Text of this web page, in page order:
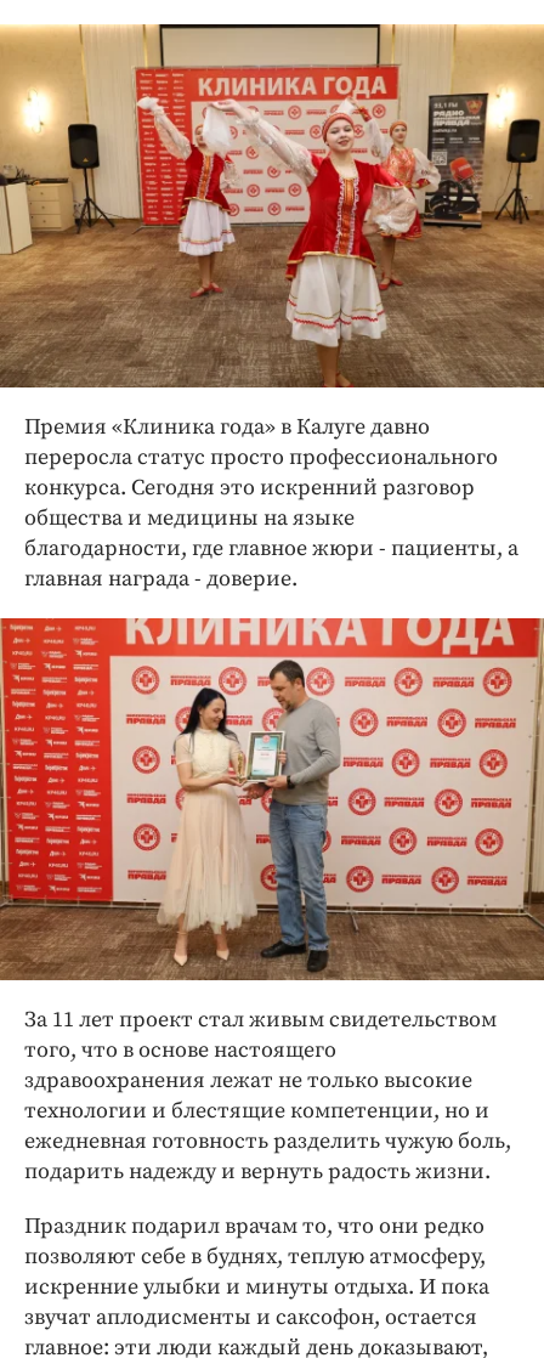
Премия «Клиника года» в Калуге давно
переросла статус просто профессионального
конкурса. Сегодня это искренний разговор
общества и медицины на языке
благодарности, где главное жюри - пациенты, а
главная награда - доверие.
За 11 лет проект стал живым свидетельством
того, что в основе настоящего
здравоохранения лежат не только высокие
технологии и блестящие компетенции, но и
ежедневная готовность разделить чужую боль,
подарить надежду и вернуть радость жизни.
Праздник подарил врачам то, что они редко
позволяют себе в буднях, теплую атмосферу,
искренние улыбки и минуты отдыха. И пока
звучат аплодисменты и саксофон, остается
главное: эти люди каждый день доказывают,